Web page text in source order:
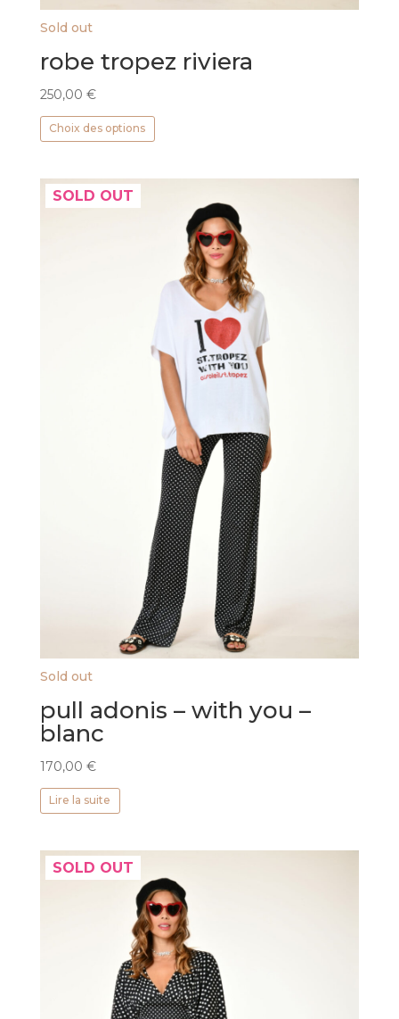
Sold out
robe tropez riviera
250,00 €
Choix des options
Ce
plusieurs
options
peuvent
être
choisies
page
du
produit
SOLD OUT
Sold out
pull adonis – with you –
blanc
170,00 €
Lire la suite
SOLD OUT